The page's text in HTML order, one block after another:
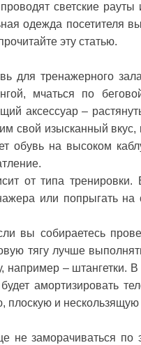
светские
одежда
эту статью.
для тренажерного
мчаться по
аксессуар –
свой изысканный вкус,
обувь на высоком
от типа
или попрыгать
вы собираетесь
тягу лучше
– штангетки. В
амортизировать
и нескользящую
не заморачиваться